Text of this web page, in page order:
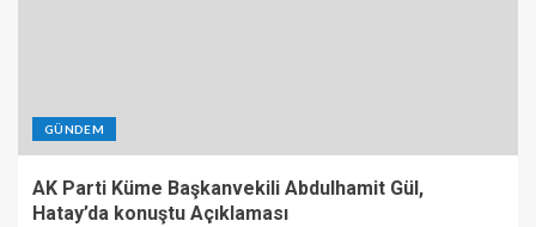
GÜNDEM
AK Parti Küme Başkanvekili Abdulhamit Gül,
Hatay’da konuştu Açıklaması